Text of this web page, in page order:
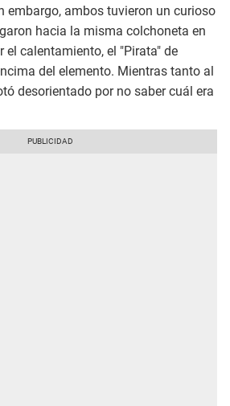
embargo, ambos tuvieron un curioso
hacia la misma colchoneta en
el calentamiento, el "Pirata" de
del elemento. Mientras tanto al
desorientado por no saber cuál era